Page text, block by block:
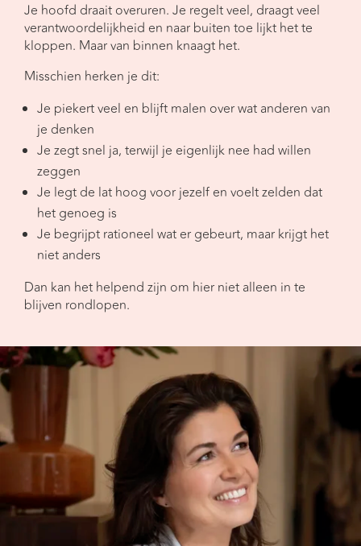
Je hoofd draait overuren. Je regelt veel, draagt veel
verantwoordelijkheid en naar buiten toe lijkt het te
kloppen. Maar van binnen knaagt het.
Misschien herken je dit:
Je piekert veel en blijft malen over wat anderen van
je denken
Je zegt snel ja, terwijl je eigenlijk nee had willen
zeggen
Je legt de lat hoog voor jezelf en voelt zelden dat
het genoeg is
Je begrijpt rationeel wat er gebeurt, maar krijgt het
niet anders
Dan kan het helpend zijn om hier niet alleen in te
blijven rondlopen.